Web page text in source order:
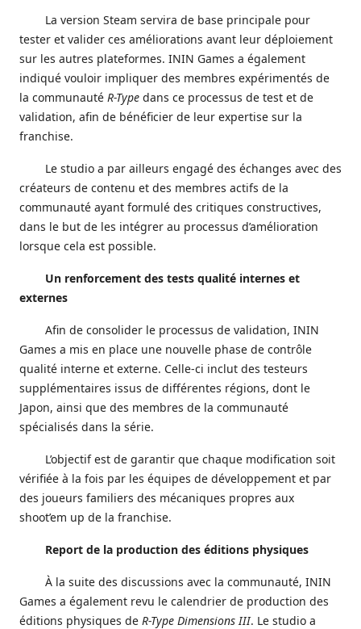
La version Steam servira de base principale pour
tester et valider ces améliorations avant leur déploiement
sur les autres plateformes. ININ Games a également
indiqué vouloir impliquer des membres expérimentés de
la communauté R-Type dans ce processus de test et de
validation, afin de bénéficier de leur expertise sur la
franchise.
Le studio a par ailleurs engagé des échanges avec des
créateurs de contenu et des membres actifs de la
communauté ayant formulé des critiques constructives,
dans le but de les intégrer au processus d’amélioration
lorsque cela est possible.
Un renforcement des tests qualité internes et
externes
Afin de consolider le processus de validation, ININ
Games a mis en place une nouvelle phase de contrôle
qualité interne et externe. Celle-ci inclut des testeurs
supplémentaires issus de différentes régions, dont le
Japon, ainsi que des membres de la communauté
spécialisés dans la série.
L’objectif est de garantir que chaque modification soit
vérifiée à la fois par les équipes de développement et par
des joueurs familiers des mécaniques propres aux
shoot’em up de la franchise.
Report de la production des éditions physiques
À la suite des discussions avec la communauté, ININ
Games a également revu le calendrier de production des
éditions physiques de R-Type Dimensions III. Le studio a